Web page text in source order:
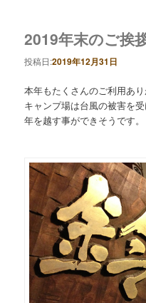
2019年末のご挨
投稿日:2019年12月31日
本年もたくさんのご利用あり
キャンプ場は台風の被害を
年を越す事ができそうです。